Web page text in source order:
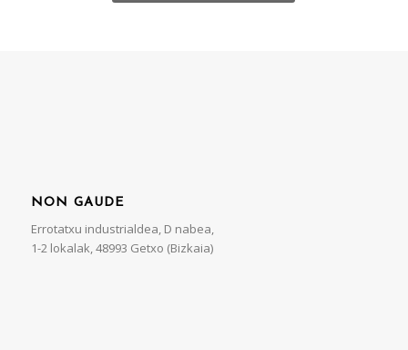
NON GAUDE
Errotatxu industrialdea, D nabea,
1-2 lokalak, 48993 Getxo (Bizkaia)